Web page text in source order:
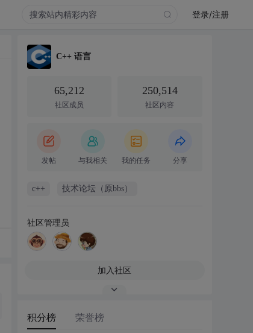
登录/注册
C++ 语言
65,212
社区成员
250,514
社区内容
发帖 与我相关 我的任务 分享
c++ 技术论坛（原bbs）
社区管理员
加入社区
积分榜 荣誉榜